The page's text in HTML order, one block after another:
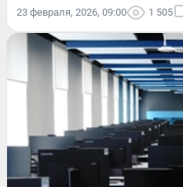
23 февраля, 2026, 09:00 1 505